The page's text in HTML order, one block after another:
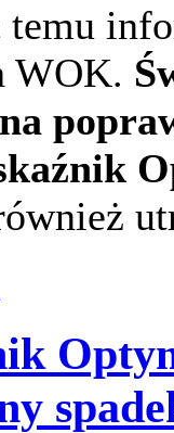
WOK.